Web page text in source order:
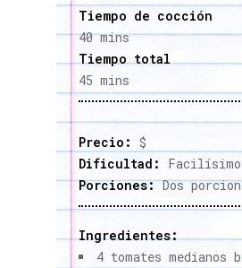
Tiempo de cocción
40 mins
Tiempo total
45 mins
Precio: $
Dificultad:
Facilísimo
Porciones:Dos
Ingredientes:
4 tomates medianos